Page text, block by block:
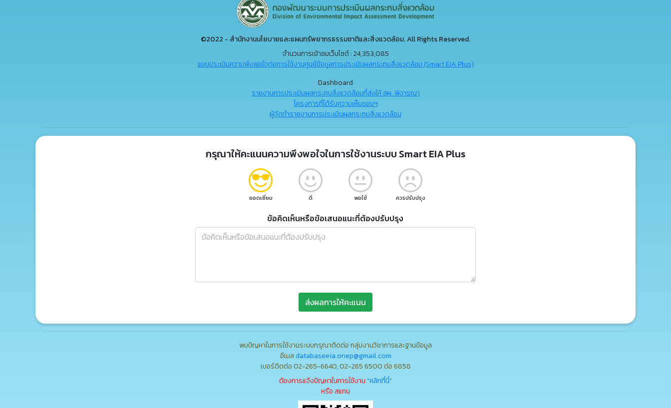
©2022 - สำนักงานนโยบายและแผนทรัพยากรธรรมชาติและสิ่งแวดล้อม. All Rights Reserved.
จำนวนการเข้าชมเว็บไซต์ : 24,353,085
แบบประเมินความพึงพอใจต่อการใช้งานศูนย์ข้อมูลการประเมินผลกระทบสิ่งแวดล้อม (Smart EIA Plus)
Dashboard
รายงานการประเมินผลกระทบสิ่งแวดล้อมที่ส่งให้ สผ. พิจารณา
โครงการที่ได้รับความเห็นชอบฯ
ผู้จัดทำรายงานการประเมินผลกระทบสิ่งแวดล้อม
กรุณาให้คะแนนความพึงพอใจในการใช้งานระบบ Smart EIA Plus
ยอดเยี่ยม ดี พอใช้ ควรปรับปรุง
ข้อคิดเห็นหรือข้อเสนอแนะที่ต้องปรับปรุง
ส่งผลการให้คะแนน
พบปัญหาในการใช้งานระบบกรุณาติดต่อ กลุ่มงานวิชาการและฐานข้อมูล
อีเมล databaseeia.onep@gmail.com
เบอร์ติดต่อ 02-265-6640, 02-265 6500 ต่อ 6858
ต้องการแจ้งปัญหาในการใช้งาน "คลิกที่นี่"
หรือ สแกน